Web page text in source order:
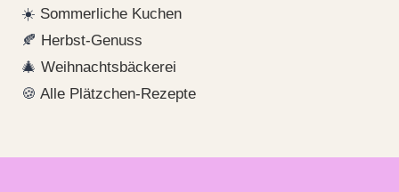
☀️ Sommerliche Kuchen
🍂 Herbst-Genuss
🎄 Weihnachtsbäckerei
🍪 Alle Plätzchen-Rezepte